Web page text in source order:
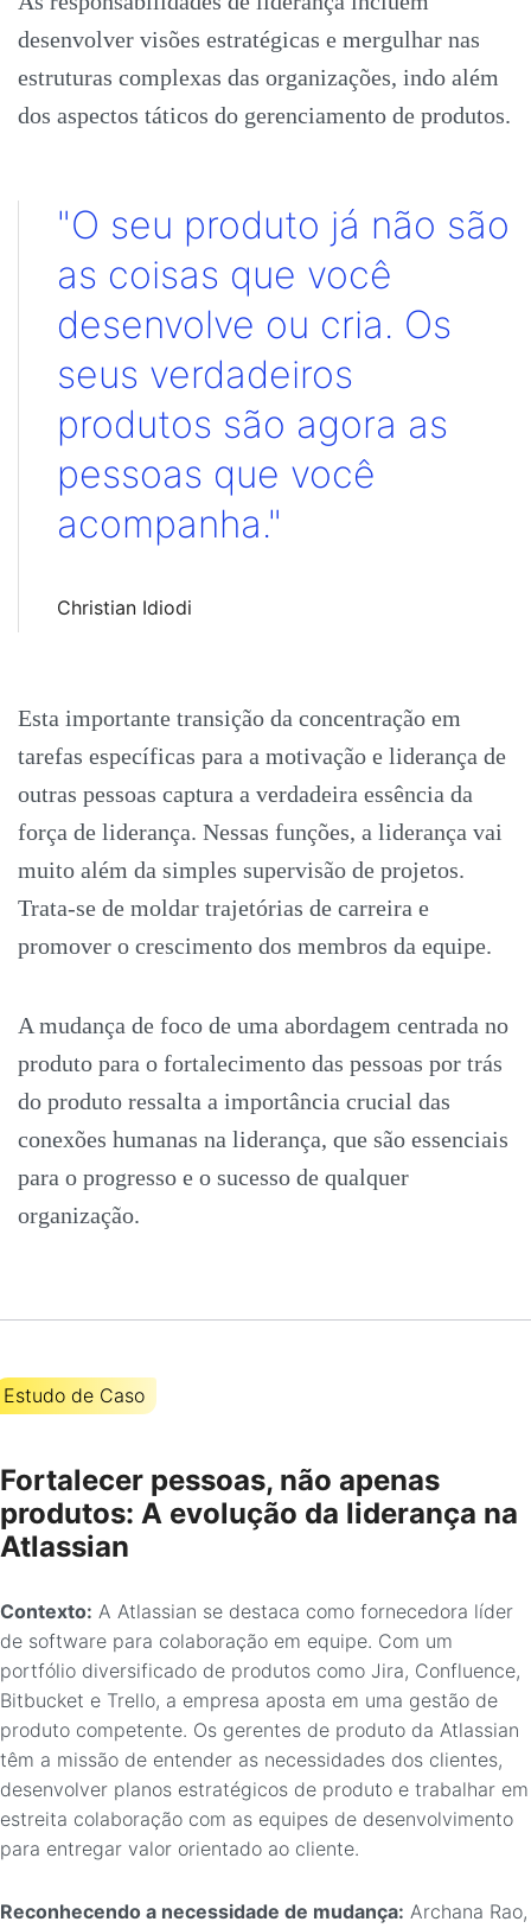
desenvolver visões estratégicas e mergulhar nas
estruturas complexas das organizações, indo além
dos aspectos táticos do gerenciamento de produtos.
"O seu produto já não são
as coisas que você
desenvolve ou cria. Os
seus verdadeiros
produtos são agora as
pessoas que você
acompanha."
Christian Idiodi
Esta importante transição da concentração em
tarefas específicas para a motivação e liderança de
outras pessoas captura a verdadeira essência da
força de liderança. Nessas funções, a liderança vai
muito além da simples supervisão de projetos.
Trata-se de moldar trajetórias de carreira e
promover o crescimento dos membros da equipe.
A mudança de foco de uma abordagem centrada no
produto para o fortalecimento das pessoas por trás
do produto ressalta a importância crucial das
conexões humanas na liderança, que são essenciais
para o progresso e o sucesso de qualquer
organização.
Estudo de Caso
Fortalecer pessoas, não apenas
produtos: A evolução da liderança na
Atlassian
Contexto: A Atlassian se destaca como fornecedora líder
de software para colaboração em equipe. Com um
portfólio diversificado de produtos como Jira, Confluence,
Bitbucket e Trello, a empresa aposta em uma gestão de
produto competente. Os gerentes de produto da Atlassian
têm a missão de entender as necessidades dos clientes,
desenvolver planos estratégicos de produto e trabalhar em
estreita colaboração com as equipes de desenvolvimento
para entregar valor orientado ao cliente.
Reconhecendo a necessidade de mudança: Archana Rao,